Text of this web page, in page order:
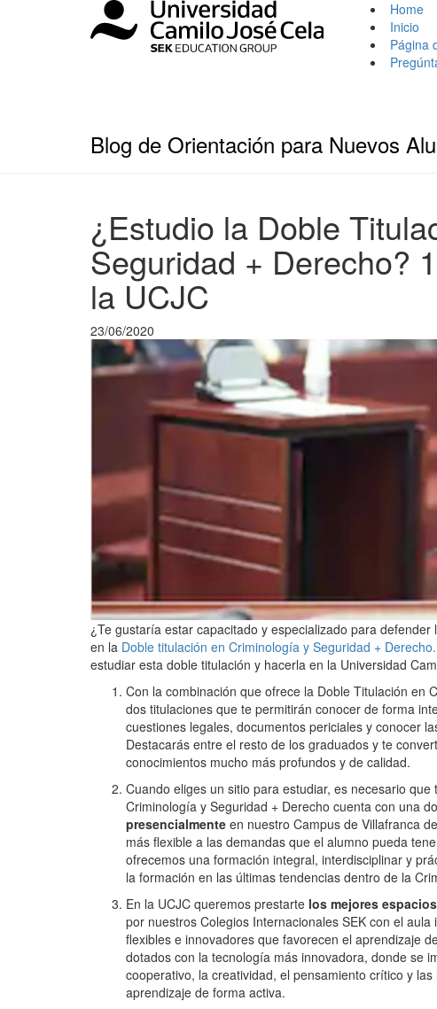
Home
Inicio
Página
Blog de Orientación para Nuevos
¿Estudio la Doble
Seguridad + Derecho?
la UCJC
23/06/2020
¿Te gustaría estar capacitado y especializado para
en la Doble titulación en Criminología y Seguridad + Derecho.
estudiar esta doble titulación y hacerla en la Universidad
Con la combinación que ofrece la Doble Titulación en
dos titulaciones que te permitirán conocer de forma
cuestiones legales, documentos periciales y conocer
Destacarás entre el resto de los graduados y te
conocimientos mucho más profundos y de calidad.
Cuando eliges un sitio para estudiar, es necesario que
Criminología y Seguridad + Derecho cuenta con una
presencialmente en nuestro Campus de Villafranca
más flexible a las demandas que el alumno pueda
ofrecemos una formación integral, interdisciplinar y
la formación en las últimas tendencias dentro de la
En la UCJC queremos prestarte los mejores espacios
por nuestros Colegios Internacionales SEK con el
flexibles e innovadores que favorecen el aprendizaje
dotados con la tecnología más innovadora, donde se
cooperativo, la creatividad, el pensamiento crítico y
aprendizaje de forma activa.